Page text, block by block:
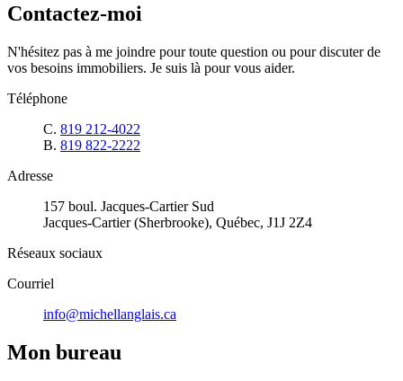
Contactez-moi
N'hésitez pas à me joindre pour toute question ou pour discuter de
vos besoins immobiliers. Je suis là pour vous aider.
Téléphone
C. 819 212-4022
B. 819 822-2222
Adresse
157 boul. Jacques-Cartier Sud
Jacques-Cartier (Sherbrooke), Québec, J1J 2Z4
Réseaux sociaux
Courriel
info@michellanglais.ca
Mon bureau